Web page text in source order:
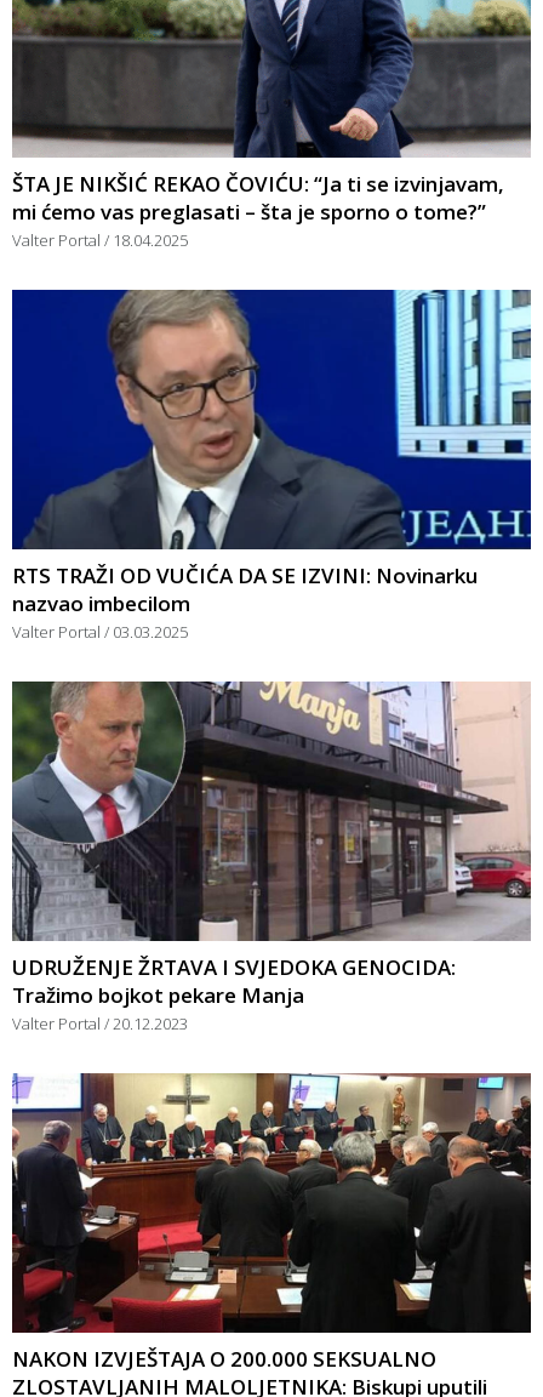
ŠTA JE NIKŠIĆ REKAO ČOVIĆU: “Ja ti se izvinjavam,
mi ćemo vas preglasati – šta je sporno o tome?”
Valter Portal 18.04.2025
RTS TRAŽI OD VUČIĆA DA SE IZVINI: Novinarku
nazvao imbecilom
Valter Portal 03.03.2025
UDRUŽENJE ŽRTAVA I SVJEDOKA GENOCIDA:
Tražimo bojkot pekare Manja
Valter Portal 20.12.2023
NAKON IZVJEŠTAJA O 200.000 SEKSUALNO
ZLOSTAVLJANIH MALOLJETNIKA: Biskupi uputili